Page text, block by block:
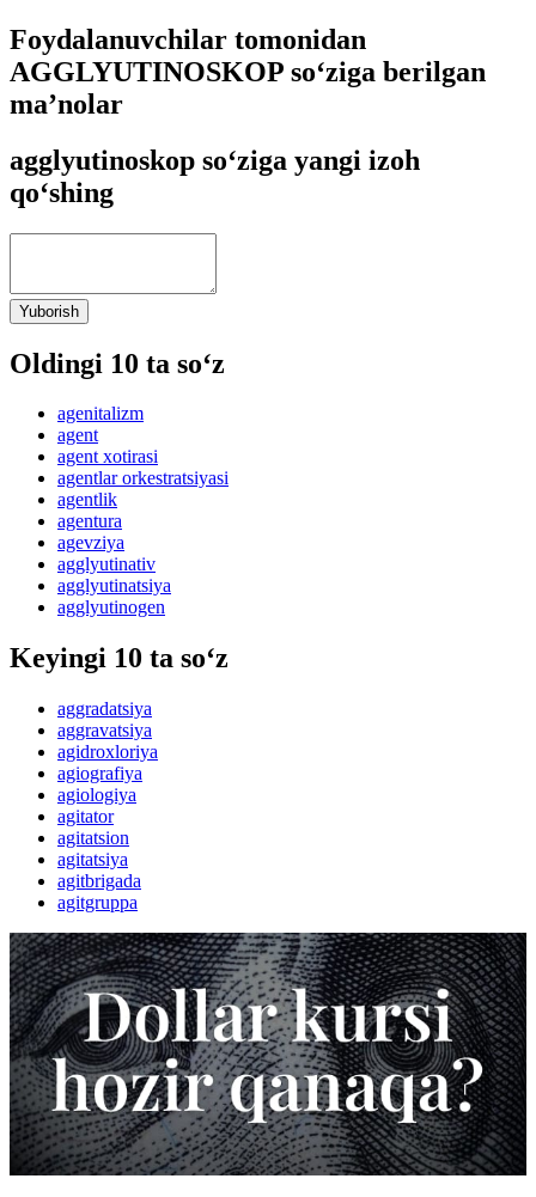
Foydalanuvchilar tomonidan
AGGLYUTINOSKOP so‘ziga berilgan
ma’nolar
agglyutinoskop so‘ziga yangi izoh
qo‘shing
Yuborish
Oldingi 10 ta so‘z
agenitalizm
agent
agent xotirasi
agentlar orkestratsiyasi
agentlik
agentura
agevziya
agglyutinativ
agglyutinatsiya
agglyutinogen
Keyingi 10 ta so‘z
aggradatsiya
aggravatsiya
agidroxloriya
agiografiya
agiologiya
agitator
agitatsion
agitatsiya
agitbrigada
agitgruppa